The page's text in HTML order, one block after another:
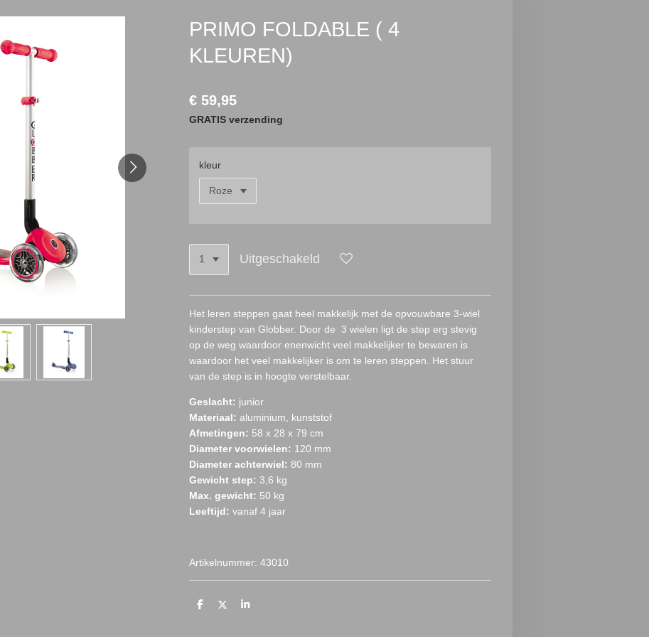
PRIMO FOLDABLE ( 4
KLEUREN)
€ 59,95
GRATIS verzending
kleur
Uitgeschakeld
Het leren steppen gaat heel makkelijk met de opvouwbare 3-wiel
kinderstep van Globber. Door de 3 wielen ligt de step erg stevig
op de weg waardoor enenwicht veel makkelijker te bewaren is
waardoor het veel makkelijker is om te leren steppen. Het stuur
van de step is in hoogte verstelbaar.
Geslacht: junior
Materiaal: aluminium, kunststof
Afmetingen: 58 x 28 x 79 cm
Diameter voorwielen: 120 mm
Diameter achterwiel: 80 mm
Gewicht step: 3,6 kg
Max. gewicht: 50 kg
Leeftijd: vanaf 4 jaar
Artikelnummer: 43010
D
D
S